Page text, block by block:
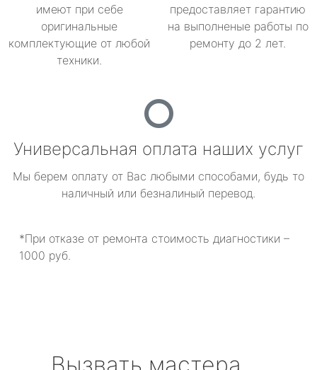
имеют при себе
оригинальные
комплектующие от любой
техники.
предоставляет гарантию
на выполненые работы по
ремонту до 2 лет.
Универсальная оплата наших услуг
Мы берем оплату от Вас любыми способами, будь то
наличный или безналиный перевод.
*При отказе от ремонта стоимость диагностики –
1000 руб.